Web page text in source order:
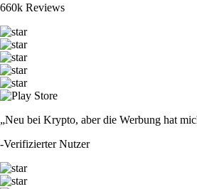
660k Reviews
„Neu bei Krypto, aber die Werbung hat
-Verifizierter Nutzer